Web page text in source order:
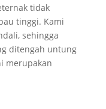
tidak
tinggi. Kami
sehingga
ditengah untung
merupakan